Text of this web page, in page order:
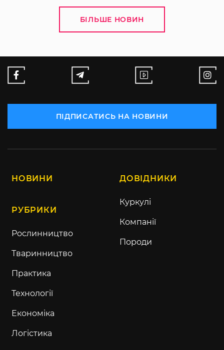
БІЛЬШЕ НОВИН
ПІДПИСАТИСЬ НА НОВИНИ
НОВИНИ
РУБРИКИ
Рослинництво
Тваринництво
Практика
Технології
Економіка
Логістика
ДОВІДНИКИ
Куркулі
Компанії
Породи